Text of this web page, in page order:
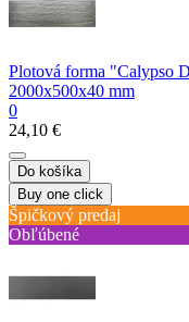
Plotová forma "Calypso
2000x500x40 mm
0
24,10 €
Do košíka
Buy one click
Špičkový predaj
Obľúbené